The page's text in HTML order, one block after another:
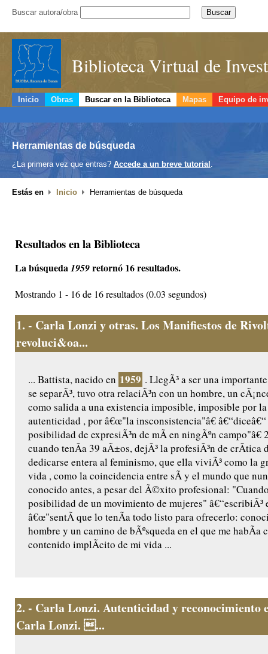
Buscar autora/obra
Biblioteca Virtual de
Inicio Obras Buscar en la Biblioteca Mapas Equipo de
Herramientas de búsqueda
¿La primera vez que entras? Accede a un breve tutorial .
Estás en Inicio Herramientas de búsqueda
Resultados en la Biblioteca
La búsqueda1959retornó 16 resultados.
Mostrando 1 - 16 de 16 resultados (0.03 segundos)
1. - Carla Lonzi y otras. Los Manifiestos de
revoluci&oa...
... Battista, nacido en 1959 . LlegÃ³ a ser una
se separÃ³, tuvo otra relaciÃ³n con un hombre, un
como salida a una existencia imposible, imposible por
autenticidad , por â€œ"la insconsistencia"â€
posibilidad de expresiÃ³n de mÃ­ en ningÃºn campo"â€
cuando tenÃ­a 39 aÃ±os, dejÃ³ la profesiÃ³n de crÃ­tica
dedicarse entera al feminismo, que ella viviÃ³ como la
vida , como la coincidencia entre sÃ­ y el mundo que
conocido antes, a pesar del Ã©xito profesional:
posibilidad de un movimiento de mujeres" â€“escribiÃ³
â€œ"sentÃ­ que lo tenÃ­a todo listo para ofrecerlo:
hombre y un camino de bÃºsqueda en el que me habÃ­a
contenido implÃ­cito de mi vida ...
2. - Carla Lonzi. Autenticidad y reconocimiento
Carla Lonzi. ...